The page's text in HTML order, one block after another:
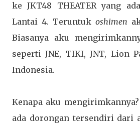
ke JKT48 THEATER yang
Lantai 4. Teruntuk oshimen
Biasanya aku
seperti JNE, TIKI, JNT, Lion
Indonesia.
Kenapa aku
ada dorongan tersendiri dari